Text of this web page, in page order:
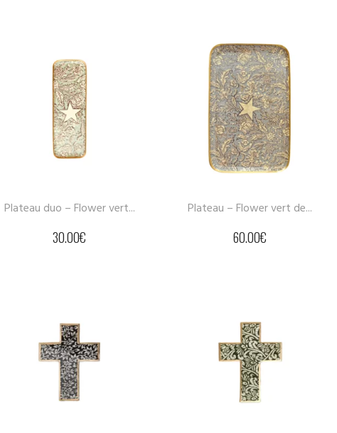
Plateau duo – Flower vert...
30.00€
Plateau – Flower vert de...
60.00€